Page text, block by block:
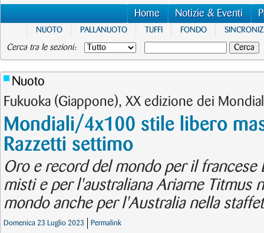
Home Notizie & Eventi
NUOTO PALLANUOTO TUFFI FONDO
Cerca tra le sezioni:
Nuoto
Fukuoka (Giappone), XX edizione dei
Mondiali/4x100 stile libero
Razzetti settimo
Oro e record del mondo per il francese
misti e per l'australiana Ariarne Titmus
mondo anche per l'Australia nella
Domenica 23 Luglio 2023 Permalink